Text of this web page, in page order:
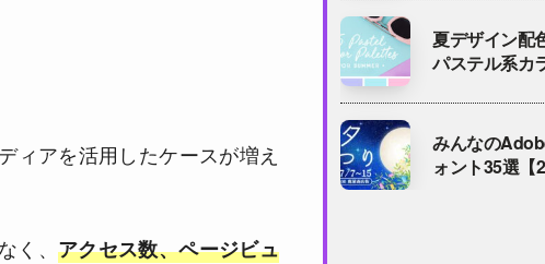
ィアを活用したケースが増え
、 アクセス数、ページビュ
夏デザイン配
パステル系カ
みんなの
ォント35選【